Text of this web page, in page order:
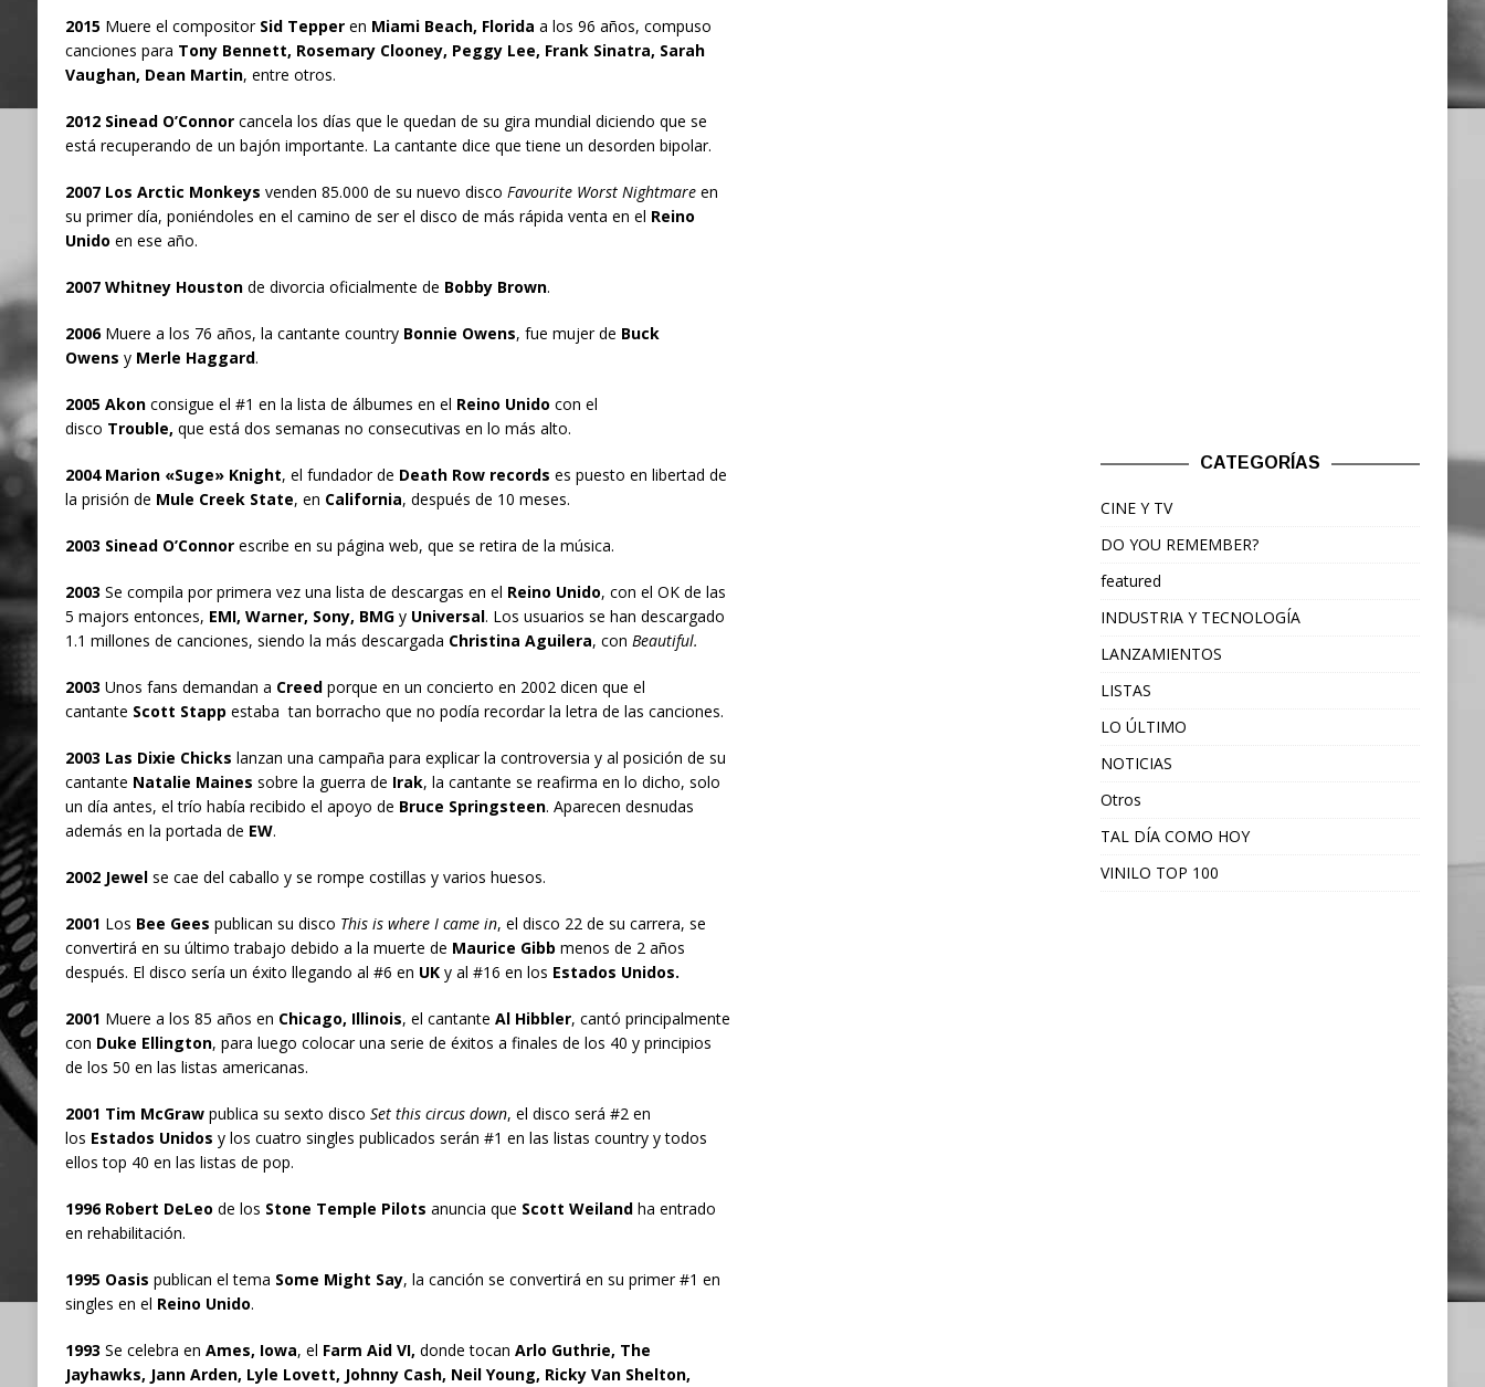
2015Muere el compositorSid Tepperen Miami Beach, Florida a los 96 años, compuso
canciones para Tony Bennett, Rosemary Clooney, Peggy Lee, Frank Sinatra, Sarah
Vaughan, Dean Martin, entre otros.
2012 Sinead O’Connorcancela los días que le quedan de su gira mundial diciendo que se
está recuperando de un bajón importante. La cantante dice que tiene un desorden bipolar.
2007 Los Arctic Monkeys venden 85.000 de su nuevo disco Favourite Worst Nightmareen
su primer día, poniéndoles en el camino de ser el disco de más rápida venta en el Reino
Unido en ese año.
2007 Whitney Houstonde divorcia oficialmente de Bobby Brown.
2006Muere a los 76 años, la cantante country Bonnie Owens, fue mujer de Buck
Owens y Merle Haggard.
2005 Akonconsigue el #1 en la lista de álbumes en el Reino Unido con el
disco Trouble, que está dos semanas no consecutivas en lo más alto.
2004 Marion «Suge» Knight, el fundador de Death Row records es puesto en libertad de
la prisión de Mule Creek State, en California, después de 10 meses.
2003 Sinead O’Connorescribe en su página web, que se retira de la música.
2003 Se compila por primera vez una lista de descargas en el Reino Unido, con el OK de las
5 majors entonces, EMI, Warner, Sony, BMGyUniversal. Los usuarios se han descargado
1.1 millones de canciones, siendo la más descargada Christina Aguilera, con Beautiful.
2003 Unos fans demandan a Creedporque en un concierto en 2002 dicen que el
cantante Scott Stapp estaba tan borracho que no podía recordar la letra de las canciones.
2003 Las Dixie Chicks lanzan una campaña para explicar la controversia y al posición de su
cantante Natalie Maines sobre la guerra de Irak, la cantante se reafirma en lo dicho, solo
un día antes, el trío había recibido el apoyo de Bruce Springsteen. Aparecen desnudas
además en la portada de EW.
2002 Jewelse cae del caballo y se rompe costillas y varios huesos.
2001 Los Bee Gees publican su disco This is where I came in, el disco 22 de su carrera, se
convertirá en su último trabajo debido a la muerte de Maurice Gibb menos de 2 años
después. El disco sería un éxito llegando al #6 en UKy al #16 en los Estados Unidos.
2001 Muere a los 85 años en Chicago, Illinois, el cantante Al Hibbler, cantó principalmente
con Duke Ellington, para luego colocar una serie de éxitos a finales de los 40 y principios
de los 50 en las listas americanas.
2001 Tim McGrawpublica su sexto disco Set this circus down, el disco será #2 en
los Estados Unidos y los cuatro singles publicados serán #1 en las listas country y todos
ellos top 40 en las listas de pop.
1996 Robert DeLeo de los Stone Temple Pilots anuncia que Scott Weilandha entrado
en rehabilitación.
1995 Oasis publican el tema Some Might Say, la canción se convertirá en su primer #1 en
singles en el Reino Unido.
1993 Se celebra en Ames, Iowa, el Farm Aid VI, donde tocan Arlo Guthrie, The
Jayhawks, Jann Arden, Lyle Lovett, Johnny Cash, Neil Young, Ricky Van Shelton,
CATEGORÍAS
CINE Y TV
DO YOU REMEMBER?
featured
INDUSTRIA Y TECNOLOGÍA
LANZAMIENTOS
LISTAS
LO ÚLTIMO
NOTICIAS
Otros
TAL DÍA COMO HOY
VINILO TOP 100